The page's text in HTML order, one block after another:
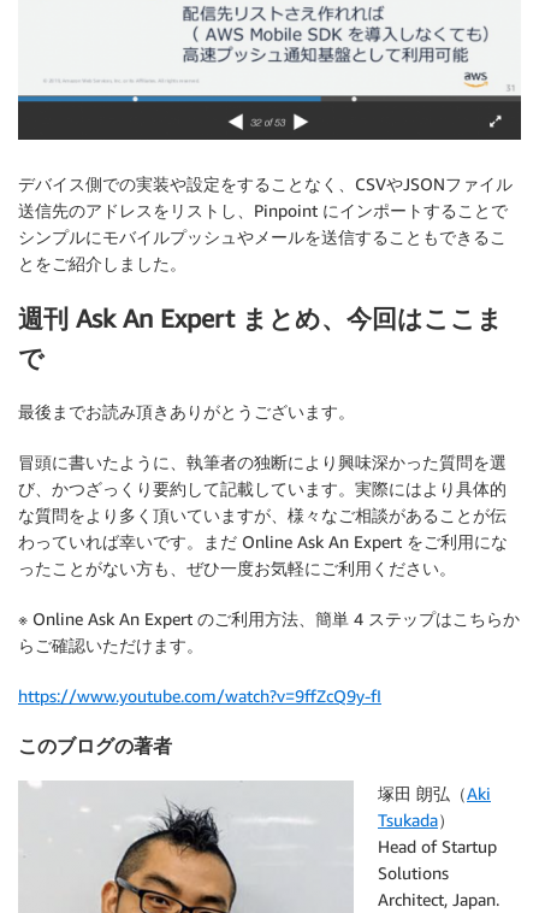
デバイス側での実装や設定をすることなく、CSVやJSONファイル
送信先のアドレスをリストし、Pinpoint にインポートすることで
シンプルにモバイルプッシュやメールを送信することもできるこ
とをご紹介しました。
週刊 Ask An Expert まとめ、今回はここま
で
最後までお読み頂きありがとうございます。
冒頭に書いたように、執筆者の独断により興味深かった質問を選
び、かつざっくり要約して記載しています。実際にはより具体的
な質問をより多く頂いていますが、様々なご相談があることが伝
わっていれば幸いです。まだ Online Ask An Expert をご利用にな
ったことがない方も、ぜひ一度お気軽にご利用ください。
※ Online Ask An Expert のご利用方法、簡単 4 ステップはこちらか
らご確認いただけます。
https://www.youtube.com/watch?v=9ffZcQ9y-fI
このブログの著者
塚田 朗弘（Aki
Tsukada）
Head of Startup
Solutions
Architect, Japan.